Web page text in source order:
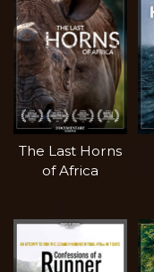
The Last Horns
of Africa